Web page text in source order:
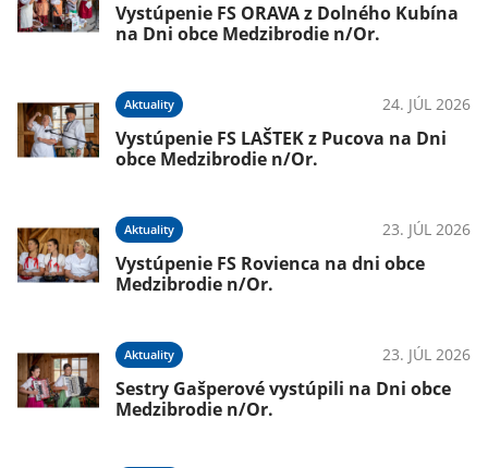
Vystúpenie FS ORAVA z Dolného Kubína
na Dni obce Medzibrodie n/Or.
Aktuality 24. JÚL 2026
Vystúpenie FS LAŠTEK z Pucova na Dni
obce Medzibrodie n/Or.
Aktuality 23. JÚL 2026
Vystúpenie FS Rovienca na dni obce
Medzibrodie n/Or.
Aktuality 23. JÚL 2026
Sestry Gašperové vystúpili na Dni obce
Medzibrodie n/Or.